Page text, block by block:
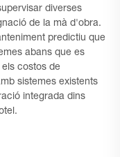
diverses
de la mà d'obra.
predictiu que
abans que es
costos de
sistemes existents
integrada dins